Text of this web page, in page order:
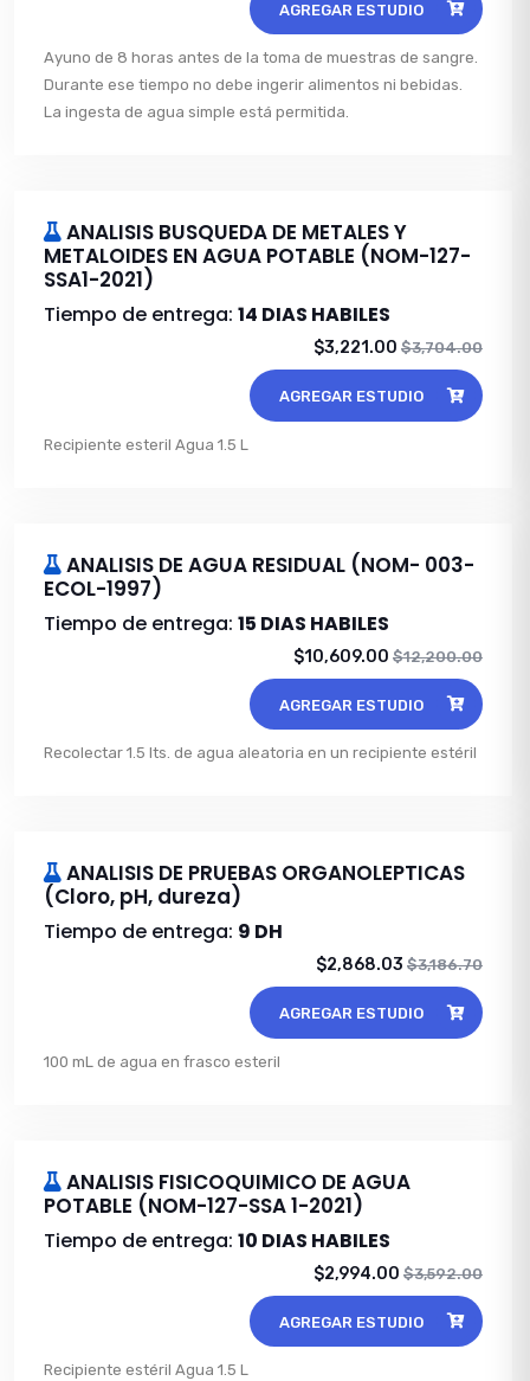
AGREGAR ESTUDIO
Ayuno de 8 horas antes de la toma de muestras de sangre.
Durante ese tiempo no debe ingerir alimentos ni bebidas.
La ingesta de agua simple está permitida.
ANALISIS BUSQUEDA DE METALES Y
METALOIDES EN AGUA POTABLE (NOM-127-
SSA1-2021)
Tiempo de entrega: 14 DIAS HABILES
$3,221.00 $3,704.00
AGREGAR ESTUDIO
Recipiente esteril Agua 1.5 L
ANALISIS DE AGUA RESIDUAL (NOM- 003-
ECOL-1997)
Tiempo de entrega: 15 DIAS HABILES
$10,609.00 $12,200.00
AGREGAR ESTUDIO
Recolectar 1.5 lts. de agua aleatoria en un recipiente estéril
ANALISIS DE PRUEBAS ORGANOLEPTICAS
(Cloro, pH, dureza)
Tiempo de entrega: 9 DH
$2,868.03 $3,186.70
AGREGAR ESTUDIO
100 mL de agua en frasco esteril
ANALISIS FISICOQUIMICO DE AGUA
POTABLE (NOM-127-SSA 1-2021)
Tiempo de entrega: 10 DIAS HABILES
$2,994.00 $3,592.00
AGREGAR ESTUDIO
Recipiente estéril Agua 1.5 L